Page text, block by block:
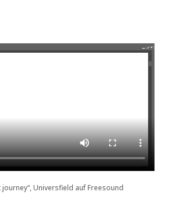
Universfield auf Freesound